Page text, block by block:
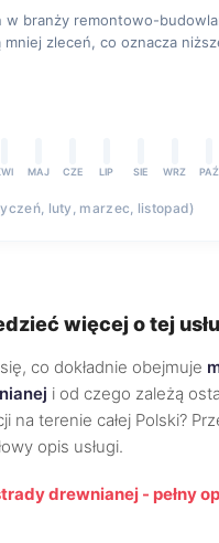
w branży remontowo-
mniej zleceń, co oznacza
MAJ CZE LIP SIE WRZ PAŹ
luty, marzec, listopad)
więcej o tej
co dokładnie obejmuje
i od czego zależą
na terenie całej Polski?
opis usługi.
drewnianej - pełny